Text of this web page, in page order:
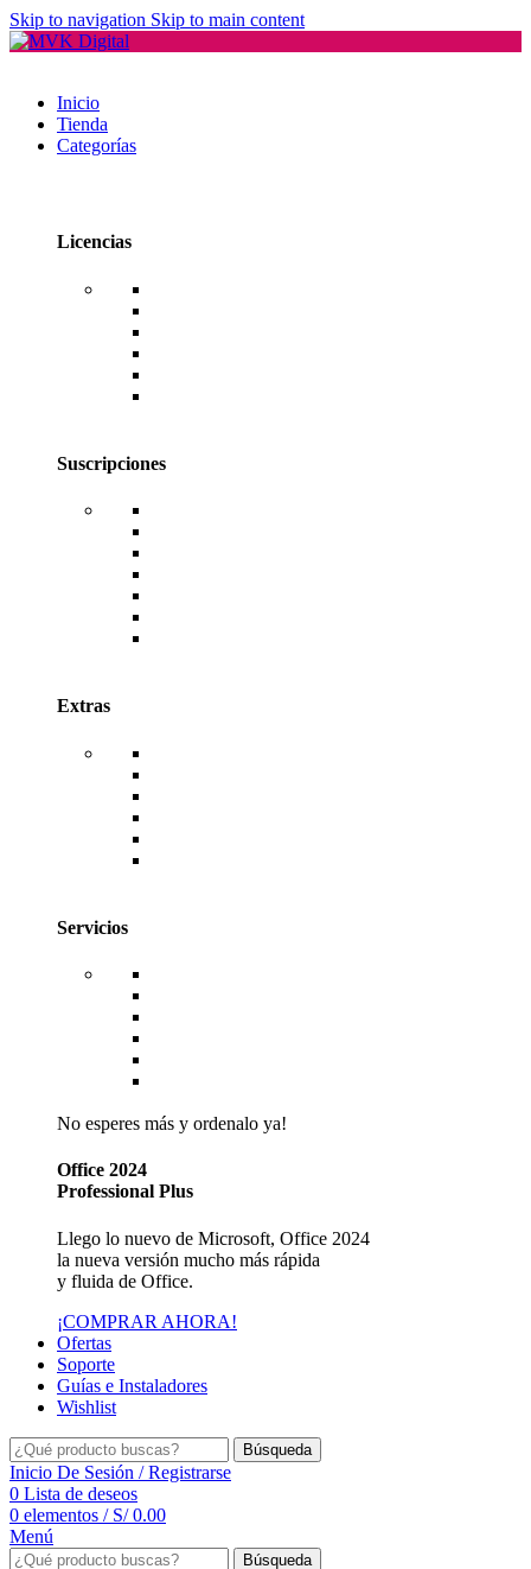
Skip to navigation Skip to main content
Inicio
Tienda
Categorías
Licencias
Suscripciones
Extras
Servicios
No esperes más y ordenalo ya!
Office 2024
Professional Plus
Llego lo nuevo de Microsoft, Office 2024
la nueva versión mucho más rápida
y fluida de Office.
¡COMPRAR AHORA!
Ofertas
Soporte
Guías e Instaladores
Wishlist
Búsqueda
Inicio De Sesión / Registrarse
0 Lista de deseos
0 elementos / S/0.00
Menú
Búsqueda